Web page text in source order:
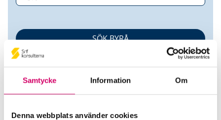
Samtycke Information Om
Denna webbplats använder cookies